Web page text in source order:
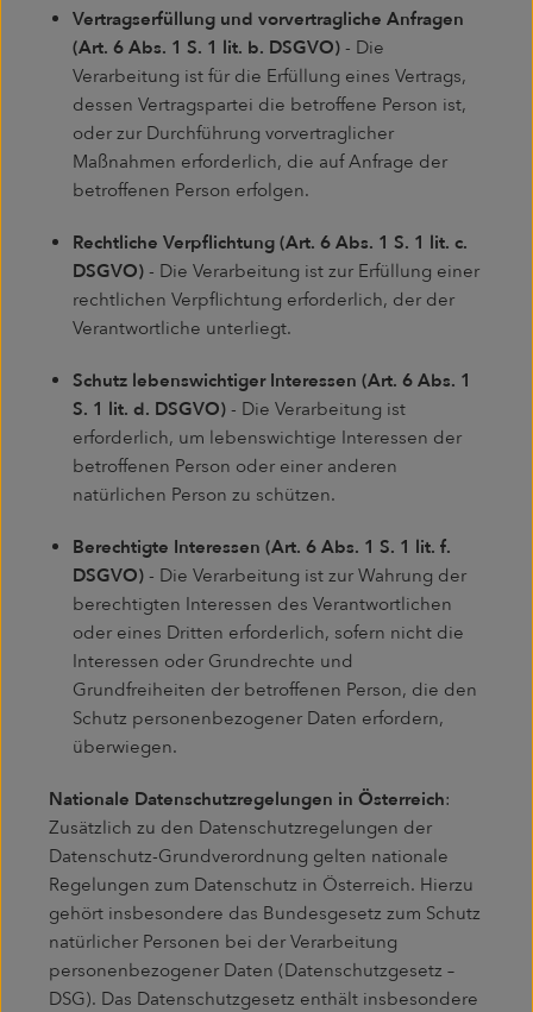
Vertragserfüllung und vorvertragliche Anfragen
(Art. 6 Abs. 1 S. 1 lit. b. DSGVO) - Die
Verarbeitung ist für die Erfüllung eines Vertrags,
dessen Vertragspartei die betroffene Person ist,
oder zur Durchführung vorvertraglicher
Maßnahmen erforderlich, die auf Anfrage der
betroffenen Person erfolgen.
Rechtliche Verpflichtung (Art. 6 Abs. 1 S. 1 lit. c.
DSGVO) - Die Verarbeitung ist zur Erfüllung einer
rechtlichen Verpflichtung erforderlich, der der
Verantwortliche unterliegt.
Schutz lebenswichtiger Interessen (Art. 6 Abs. 1
S. 1 lit. d. DSGVO) - Die Verarbeitung ist
erforderlich, um lebenswichtige Interessen der
betroffenen Person oder einer anderen
natürlichen Person zu schützen.
Berechtigte Interessen (Art. 6 Abs. 1 S. 1 lit. f.
DSGVO) - Die Verarbeitung ist zur Wahrung der
berechtigten Interessen des Verantwortlichen
oder eines Dritten erforderlich, sofern nicht die
Interessen oder Grundrechte und
Grundfreiheiten der betroffenen Person, die den
Schutz personenbezogener Daten erfordern,
überwiegen.
Nationale Datenschutzregelungen in Österreich:
Zusätzlich zu den Datenschutzregelungen der
Datenschutz-Grundverordnung gelten nationale
Regelungen zum Datenschutz in Österreich. Hierzu
gehört insbesondere das Bundesgesetz zum Schutz
natürlicher Personen bei der Verarbeitung
personenbezogener Daten (Datenschutzgesetz –
DSG). Das Datenschutzgesetz enthält insbesondere